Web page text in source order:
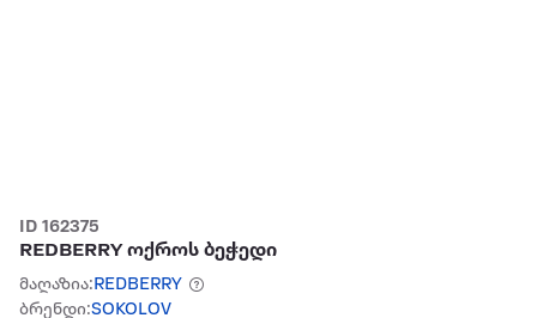
ID 162375
REDBERRY ოქროს ბეჭედი
მაღაზია: REDBERRY
ბრენდი:SOKOLOV